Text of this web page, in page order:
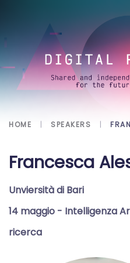
Skip to main content
HOME SPEAKERS
Francesca
Unviersità di Bari
14 maggio - Intelligenza
ricerca